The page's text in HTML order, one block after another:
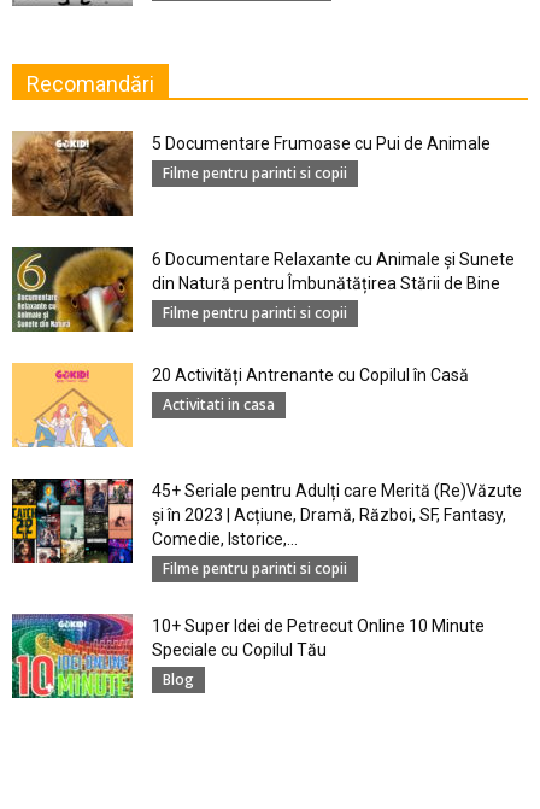
Recomandări
5 Documentare Frumoase cu Pui de Animale
Filme pentru parinti si copii
6 Documentare Relaxante cu Animale și Sunete
din Natură pentru Îmbunătățirea Stării de Bine
Filme pentru parinti si copii
20 Activități Antrenante cu Copilul în Casă
Activitati in casa
45+ Seriale pentru Adulți care Merită (Re)Văzute
și în 2023 | Acțiune, Dramă, Război, SF, Fantasy,
Comedie, Istorice,...
Filme pentru parinti si copii
10+ Super Idei de Petrecut Online 10 Minute
Speciale cu Copilul Tău
Blog